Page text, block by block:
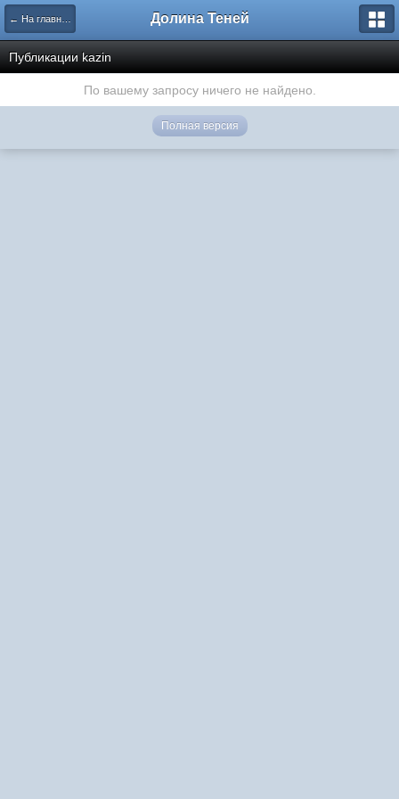
← На главную Долина Теней
Публикации kazin
По вашему запросу ничего не найдено.
Полная версия